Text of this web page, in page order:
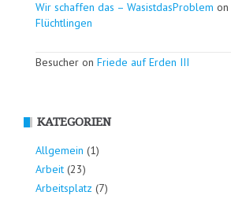
Wir schaffen das – WasistdasProblem on
Flüchtlingen
Besucher on Friede auf Erden III
KATEGORIEN
Allgemein (1)
Arbeit (23)
Arbeitsplatz (7)